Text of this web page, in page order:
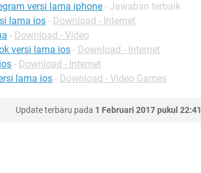
versi lama iphone - Jawaban terbaik
lama ios - Download - Internet
- Download - Video
versi lama ios - Download - Internet
- Download - Internet
lama ios - Download - Video Games
Update terbaru pada 1 Februari 2017 pukul 22:41